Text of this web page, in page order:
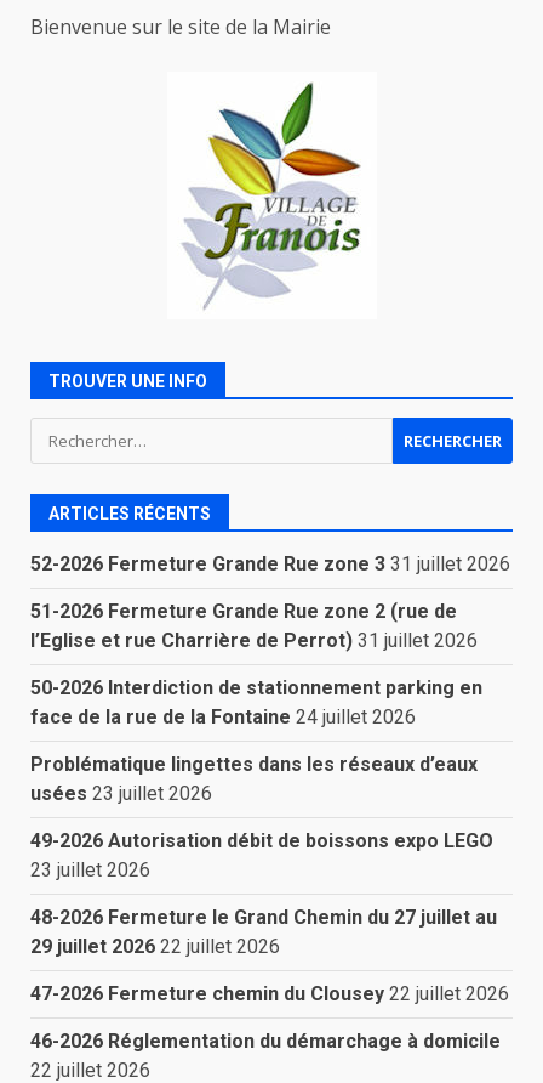
Bienvenue sur le site de la Mairie
TROUVER UNE INFO
Rechercher :
ARTICLES RÉCENTS
52-2026 Fermeture Grande Rue zone 3 31 juillet 2026
51-2026 Fermeture Grande Rue zone 2 (rue de
l’Eglise et rue Charrière de Perrot) 31 juillet 2026
50-2026 Interdiction de stationnement parking en
face de la rue de la Fontaine 24 juillet 2026
Problématique lingettes dans les réseaux d’eaux
usées 23 juillet 2026
49-2026 Autorisation débit de boissons expo LEGO
23 juillet 2026
48-2026 Fermeture le Grand Chemin du 27 juillet au
29 juillet 2026 22 juillet 2026
47-2026 Fermeture chemin du Clousey 22 juillet 2026
46-2026 Réglementation du démarchage à domicile
22 juillet 2026